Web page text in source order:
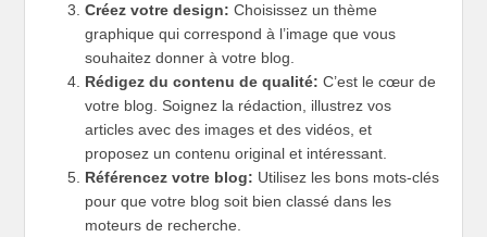
Créez votre design: Choisissez un thème
graphique qui correspond à l’image que vous
souhaitez donner à votre blog.
Rédigez du contenu de qualité: C’est le cœur de
votre blog. Soignez la rédaction, illustrez vos
articles avec des images et des vidéos, et
proposez un contenu original et intéressant.
Référencez votre blog: Utilisez les bons mots-clés
pour que votre blog soit bien classé dans les
moteurs de recherche.